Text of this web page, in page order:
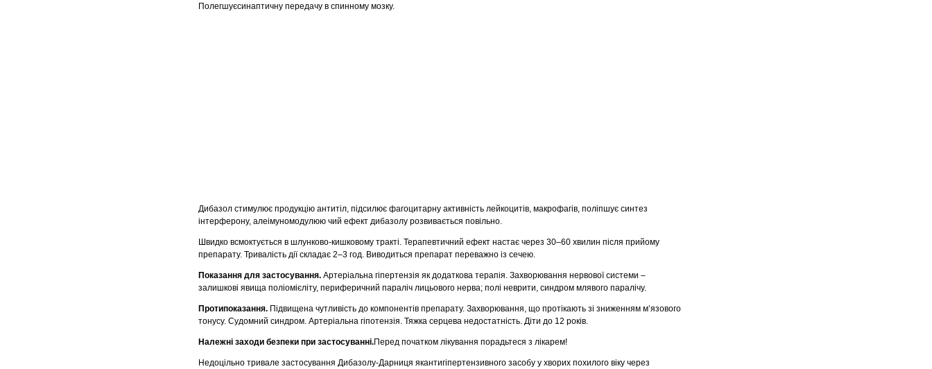
Полегшуєсинаптичну передачу в спинному мозку.
Дибазол стимулює продукцію антитіл, підсилює фагоцитарну активність лейкоцитів, макрофагів, поліпшує синтез
інтерферону, алеімуномодулюю чий ефект дибазолу розвивається повільно.
Швидко всмоктується в шлунково-кишковому тракті. Терапевтичний ефект настає через 30–60 хвилин після прийому
препарату. Тривалість дії складає 2–3 год. Виводиться препарат переважно із сечею.
Показання для застосування. Артеріальна гіпертензія як додаткова терапія. Захворювання нервової системи –
залишкові явища поліомієліту, периферичний параліч лицьового нерва; полі неврити, синдром млявого паралічу.
Протипоказання. Підвищена чутливість до компонентів препарату. Захворювання, що протікають зі зниженням м’язового
тонусу. Судомний синдром. Артеріальна гіпотензія. Тяжка серцева недостатність. Діти до 12 років.
Належні заходи безпеки при застосуванні.Перед початком лікування порадьтеся з лікарем!
Недоцільно тривале застосування Дибазолу-Дарниця якантигіпертензивного засобу у хворих похилого віку через